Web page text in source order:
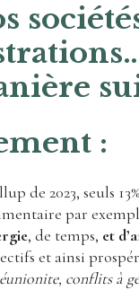
:
de 2023, seuls
par
, de temps, et
et ainsi
conflits à